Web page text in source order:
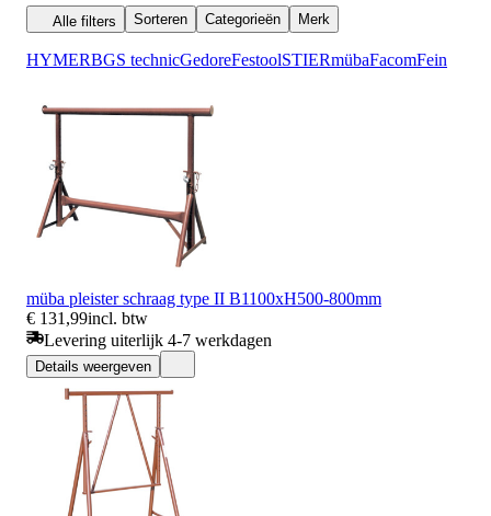
Alle filters Sorteren Categorieën Merk
HYMERBGS technicGedoreFestoolSTIERmübaFacomFein
müba pleister schraag type II B1100xH500-800mm
€ 131,99incl. btw
Levering uiterlijk 4-7 werkdagen
Details weergeven